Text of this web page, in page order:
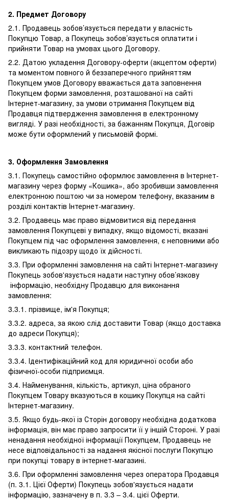
2. Предмет Договору
2.1. Продавець зобов’язується передати у власність
Покупцю Товар, а Покупець зобов’язується оплатити і
прийняти Товар на умовах цього Договору.
2.2. Датою укладення Договору-оферти (акцептом оферти)
та моментом повного й беззаперечного прийняттям
Покупцем умов Договору вважається дата заповнення
Покупцем форми замовлення, розташованої на сайті
Інтернет-магазину, за умови отримання Покупцем від
Продавця підтвердження замовлення в електронному
вигляді. У разі необхідності, за бажанням Покупця, Договір
може бути оформлений у письмовій формі.
3. Оформлення Замовлення
3.1. Покупець самостійно оформлює замовлення в Інтернет-
магазину через форму «Кошика», або зробивши замовлення
електронною поштою чи за номером телефону, вказаним в
розділі контактів Інтернет-магазину.
3.2. Продавець має право відмовитися від передання
замовлення Покупцеві у випадку, якщо відомості, вказані
Покупцем під час оформлення замовлення, є неповними або
викликають підозру щодо їх дійсності.
3.3. При оформленні замовлення на сайті Інтернет-магазину
Покупець зобов'язується надати наступну обов’язкову
інформацію, необхідну Продавцю для виконання
замовлення:
3.3.1. прізвище, ім'я Покупця;
3.3.2. адреса, за якою слід доставити Товар (якщо доставка
до адреси Покупця);
3.3.3. контактний телефон.
3.3.4. Ідентифікаційний код для юридичної особи або
фізичної-особи підприємця.
3.4. Найменування, кількість, артикул, ціна обраного
Покупцем Товару вказуються в кошику Покупця на сайті
Інтернет-магазину.
3.5. Якщо будь-якої із Сторін договору необхідна додаткова
інформація, він має право запросити її у іншій Стороні. У разі
ненадання необхідної інформації Покупцем, Продавець не
несе відповідальності за надання якісної послуги Покупцю
при покупці товару в інтернет-магазині.
3.6. При оформленні замовлення через оператора Продавця
(п. 3.1. Цієї Оферти) Покупець зобов'язується надати
інформацію, зазначену в п. 3.3 – 3.4. цієї Оферти.